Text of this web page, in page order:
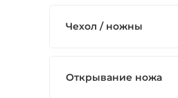
Чехол / ножны
Открывание ножа